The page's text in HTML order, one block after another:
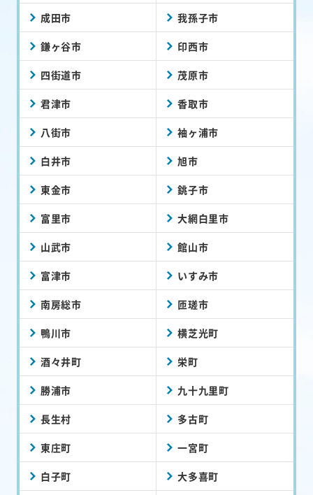
成田市 我孫子市
鎌ヶ谷市 印西市
四街道市 茂原市
君津市 香取市
八街市 袖ヶ浦市
白井市 旭市
東金市 銚子市
富里市 大網白里市
山武市 館山市
富津市 いすみ市
南房総市 匝瑳市
鴨川市 横芝光町
酒々井町 栄町
勝浦市 九十九里町
長生村 多古町
東庄町 一宮町
白子町 大多喜町